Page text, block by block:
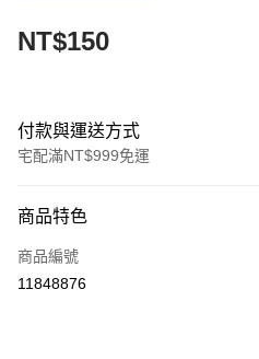
NT$150
付款與運送方式
宅配滿NT$999免運
信用卡一次付款
LINE Pay
商品特色
商品編號
11848876